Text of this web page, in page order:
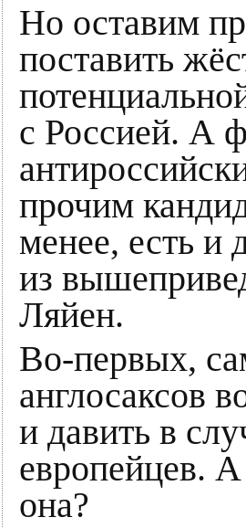
Но оставим
поставить
с Россией. А
прочим
менее, есть и
из
Ляйен.
Во-первых,
англосаксов
и давить в
европейцев.
она?